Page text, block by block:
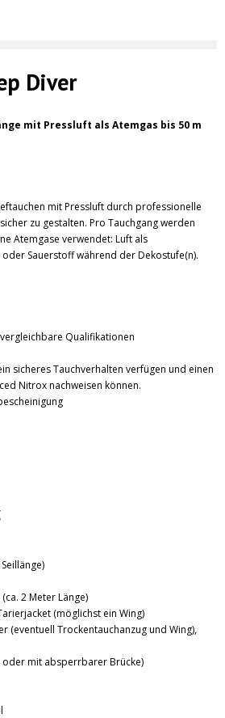
Diver
mit Pressluft als Atemgas bis 50 m
mit Pressluft durch professionelle
zu gestalten. Pro Tauchgang werden
Atemgase verwendet: Luft als
oder Sauerstoff während der Dekostufe(n).
Qualifikationen
sicheres Tauchverhalten verfügen und einen
Nitrox nachweisen können.
2 Meter Länge)
(möglichst ein Wing)
(eventuell Trockentauchanzug und Wing),
mit absperrbarer Brücke)